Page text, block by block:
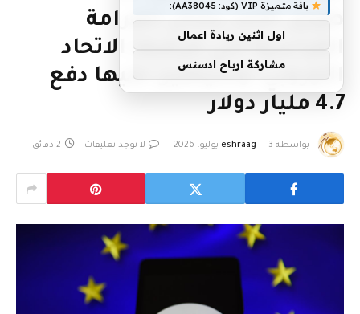
طويل الأمد بشأن الغرامة
القياسية التي فرضها الاتحاد
الأوروبي، وسيتعين عليها دفع
4.7 مليار دولار
بواسطة eshraag 3 يوليو، 2026 لا توجد تعليقات 2 دقائق
باقة متميزة VIP (كود: AA38045):
اول اثنين ريادة اعمال
مشاركة ارباح ادسنس